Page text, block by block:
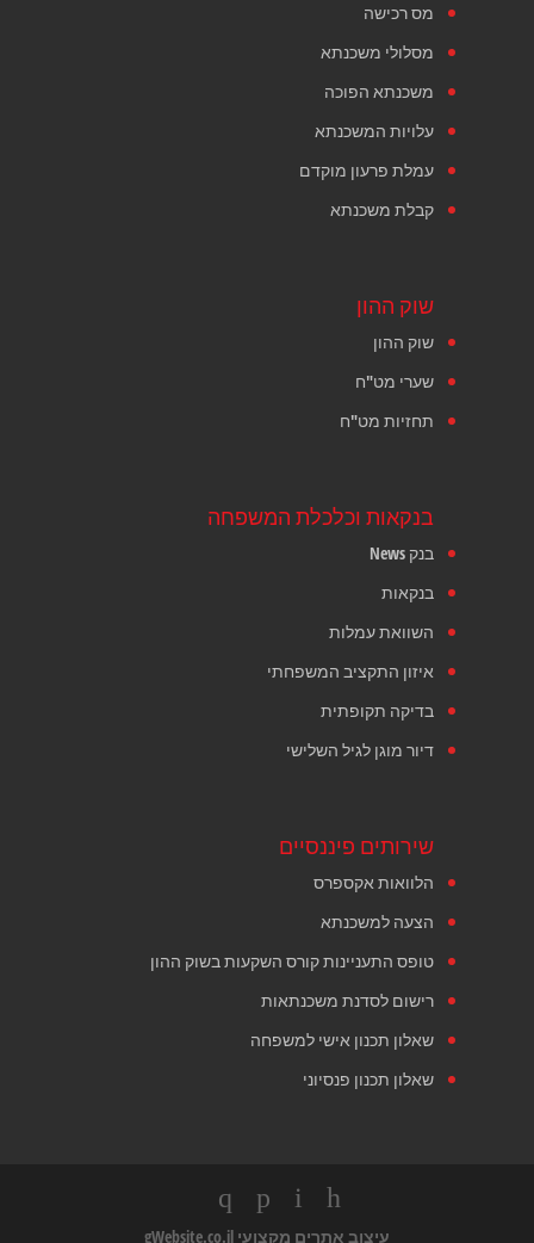
מס רכישה
מסלולי משכנתא
משכנתא הפוכה
עלויות המשכנתא
עמלת פרעון מוקדם
קבלת משכנתא
שוק ההון
שוק ההון
שערי מט"ח
תחזיות מט"ח
בנקאות וכלכלת המשפחה
בנק News
בנקאות
השוואת עמלות
איזון התקציב המשפחתי
בדיקה תקופתית
דיור מוגן לגיל השלישי
שירותים פיננסיים
הלוואות אקספרס
הצעה למשכנתא
טופס התעניינות קורס השקעות בשוק ההון
רישום לסדנת משכנתאות
שאלון תכנון אישי למשפחה
שאלון תכנון פנסיוני
עיצוב אתרים מקצועי